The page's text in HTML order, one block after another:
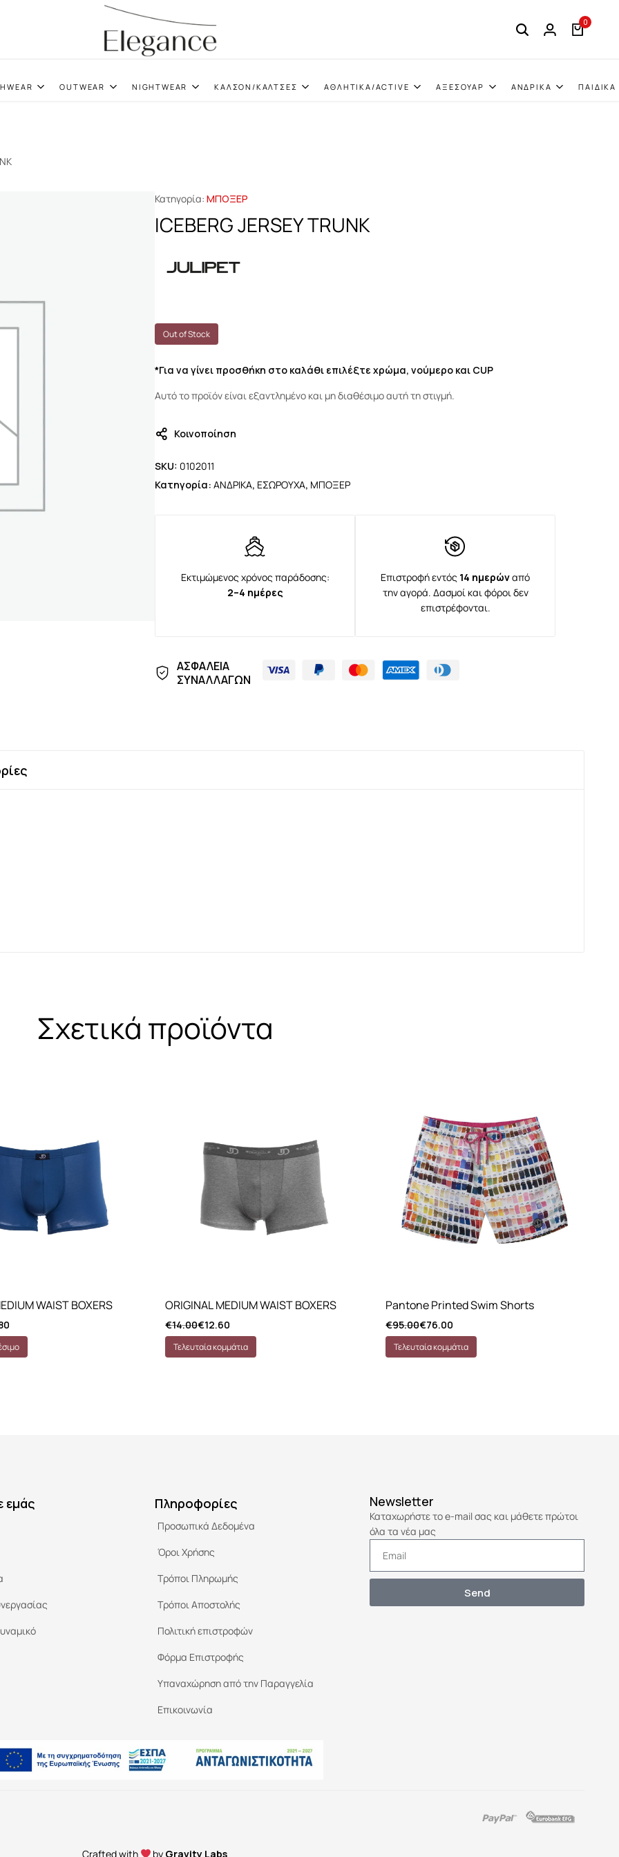
0
OUTWEAR NIGHTWEAR ΚΑΛΣΟΝ/ΚΑΛΤΣΕΣ ΑΘΛΗΤΙΚΑ/ACTIVE ΑΞΕΣΟΥΑΡ ΑΝΔΡΙΚΑ ΠΑΙΔΙΚΑ
Κατηγορία: ΜΠΟΞΕΡ
ICEBERG JERSEY TRUNK
Out of Stock
*Για να γίνει προσθήκη στο καλάθι επιλέξτε χρώμα, νούμερο και CUP
Αυτό το προϊόν είναι εξαντλημένο και μη διαθέσιμο αυτή τη στιγμή.
Κοινοποίηση
SKU: 0102011
Κατηγορία: ΑΝΔΡΙΚΑ, ΕΣΩΡΟΥΧΑ, ΜΠΟΞΕΡ
Εκτιμώμενος χρόνος παράδοσης:
2–4 ημέρες
Επιστροφή εντός 14 ημερώναπό
την αγορά. Δασμοί και φόροι δεν
επιστρέφονται.
ΑΣΦΑΛΕΙΑ
ΣΥΝΑΛΛΑΓΩΝ
Σχετικά προϊόντα
WAIST BOXERS ORIGINAL MEDIUM WAIST BOXERS
€14.00€12.60
Τελευταία κομμάτια
Pantone Printed Swim Shorts
€95.00€76.00
Τελευταία κομμάτια
εμάς Πληροφορίες
Προσωπικά Δεδομένα
Όροι Χρήσης
Τρόποι Πληρωμής
Τρόποι Αποστολής
Πολιτική επιστροφών
Φόρμα Επιστροφής
Υπαναχώρηση από την Παραγγελία
Επικοινωνία
Newsletter
Καταχωρήστε το e-mail σας και μάθετε πρώτοι
όλα τα νέα μας
Send
Crafted with by Gravity Labs